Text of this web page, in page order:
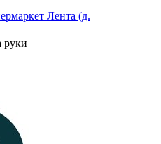
Лента (д.
руки